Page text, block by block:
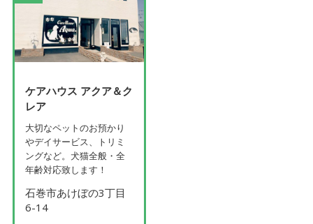
ケアハウス アクア＆ク
レア
大切なペットのお預かり
やデイサービス、トリミ
ングなど。犬猫全般・全
年齢対応致します！
石巻市あけぼの3丁目
6-14